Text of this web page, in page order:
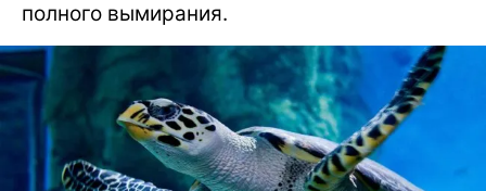
полного вымирания.